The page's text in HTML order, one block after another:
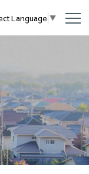
Language ▼